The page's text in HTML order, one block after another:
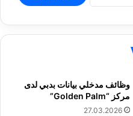
وظائف مدخلي بيانات بدبي لدى
مركز “Golden Palm”
27.03.2026